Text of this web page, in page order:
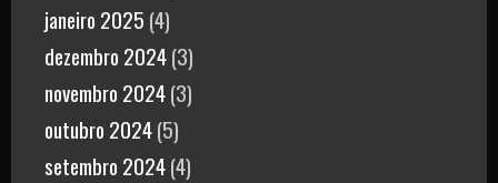
janeiro 2025 (4)
dezembro 2024(3)
novembro 2024(3)
outubro 2024(5)
setembro 2024(4)